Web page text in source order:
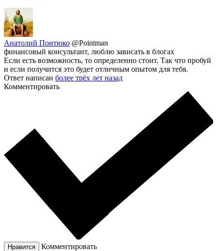
Анатолий Понтюко @Pointman
финансовый консультант, люблю зависать в блогах
Если есть возможность, то определенно стоит. Так что пробуй
и если получится это будет отличным опытом для тебя.
Ответ написан более трёх лет назад
Комментировать
Нравится Комментировать